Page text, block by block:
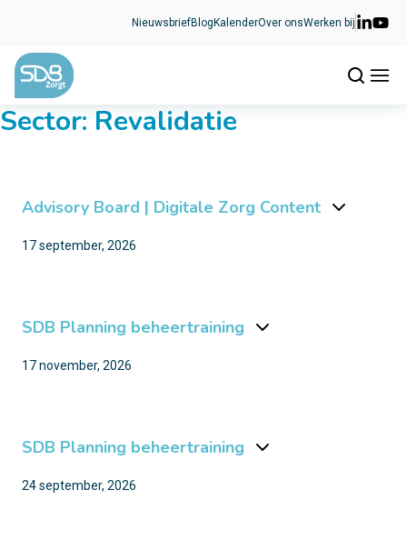
NieuwsbriefBlog KalenderOver onsWerken bij
Sector: Revalidatie
Advisory Board | Digitale Zorg Content
17 september, 2026
SDB Planning beheertraining
17 november, 2026
SDB Planning beheertraining
24 september, 2026